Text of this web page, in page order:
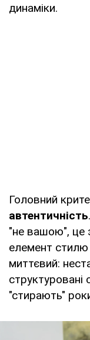
динаміки.
Головний
автентичність
"не вашою", це
елемент стилю
миттєвий:
структуровані
"стирають"